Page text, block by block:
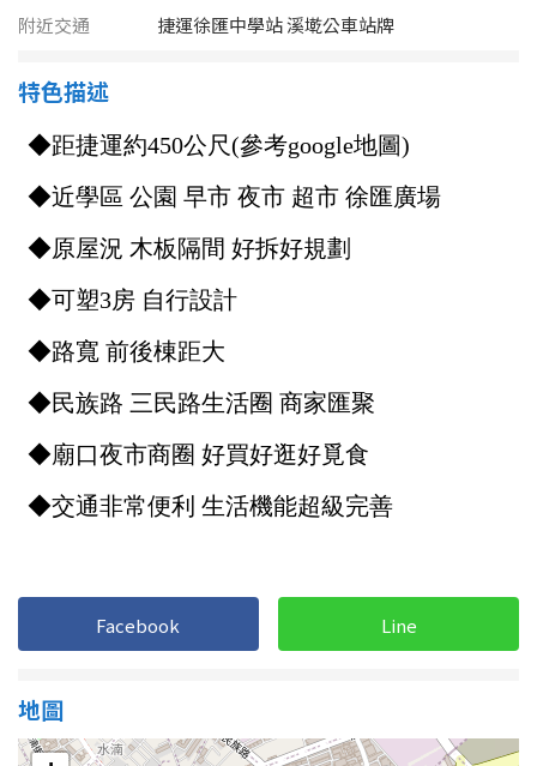
澎湖縣
花蓮縣
金門連江
~ 坪
1樓 2樓
3樓
5~10樓
21樓以上
不拘
4房 5房以上
附近交通
捷運徐匯中學站 溪墘公車站牌
特色描述
Facebook Line
地圖